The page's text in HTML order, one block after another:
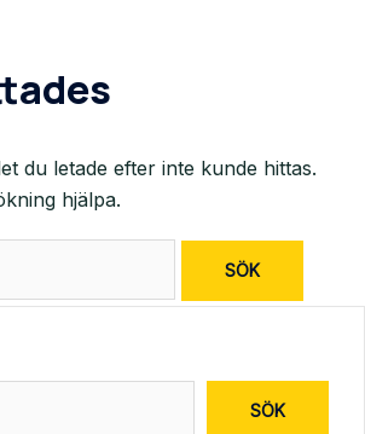
du letade efter inte kunde hittas.
hjälpa.
SÖK